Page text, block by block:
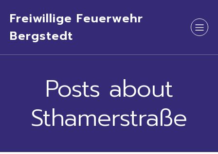
Freiwillige Feuerwehr
Bergstedt
Posts about
Sthamerstraße